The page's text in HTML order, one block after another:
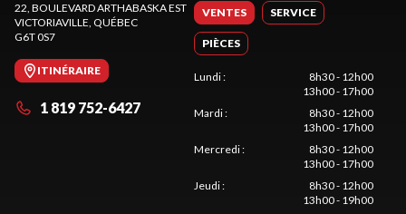
22, BOULEVARD ARTHABASKA EST
VICTORIAVILLE, QUÉBEC
G6T 0S7
ITINÉRAIRE
1 819 752-6427
VENTES SERVICE
PIÈCES
Lundi:
8h30 - 12h00
13h00 - 17h00
Mardi:
8h30 - 12h00
13h00 - 17h00
Mercredi:
8h30 - 12h00
13h00 - 17h00
Jeudi:
8h30 - 12h00
13h00 - 19h00